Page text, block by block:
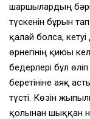
шаршылардың
түскенiн бұрын
қалай болса,
өрнегiнiң қиюы
бедерлерi бұл
беретiнiне аяқ
түстi. Көзiн
қолынан шыққан